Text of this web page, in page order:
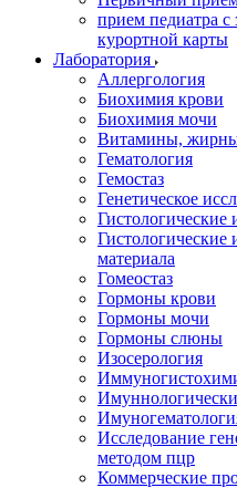
прием педиатра с
курортной карты
Лаборатория
Аллергология
Биохимия крови
Биохимия мочи
Витамины,
Гематология
Гемостаз
Генетическое
Гистологические
Гистологические
материала
Гомеостаз
Гормоны крови
Гормоны мочи
Гормоны слюны
Изосерология
Исследование
методом пцр
Коммерческие